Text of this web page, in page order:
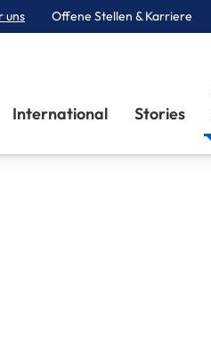
uns Offene Stellen & Karriere
International Stories